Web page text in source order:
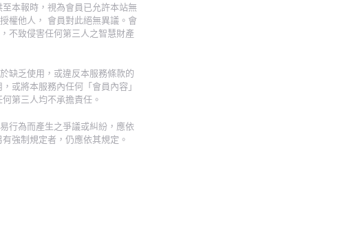
本報時，視為會員已允許本站無
權他人， 會員對此絕無異議。會
不致侵害任何第三人之智慧財產
缺乏使用，或違反本服務條款的
或將本服務內任何「會員內容」
第三人均不承擔責任。
行為而產生之爭議或糾紛，應依
強制規定者，仍應依其規定。